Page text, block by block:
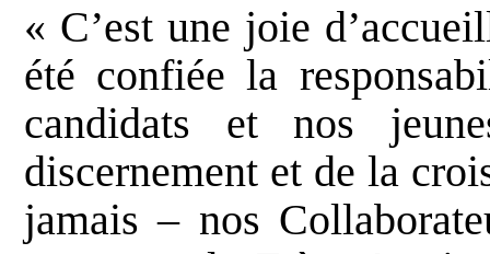
« C’est une joie
été confiée la
candidats et nos
discernement et de la
jamais – nos